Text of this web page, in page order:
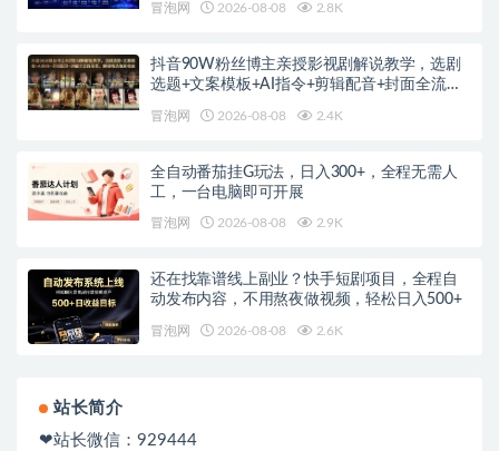
冒泡网 2026-08-08 2.8K
抖音90W粉丝博主亲授影视剧解说教学，选剧
选题+文案模板+AI指令+剪辑配音+封面全流程
冒泡网 2026-08-08 2.4K
全自动番茄挂G玩法，日入300+，全程无需人
工，一台电脑即可开展
冒泡网 2026-08-08 2.9K
还在找靠谱线上副业？快手短剧项目，全程自
动发布内容，不用熬夜做视频，轻松日入500+
冒泡网 2026-08-08 2.6K
站长简介
❤站长微信：929444